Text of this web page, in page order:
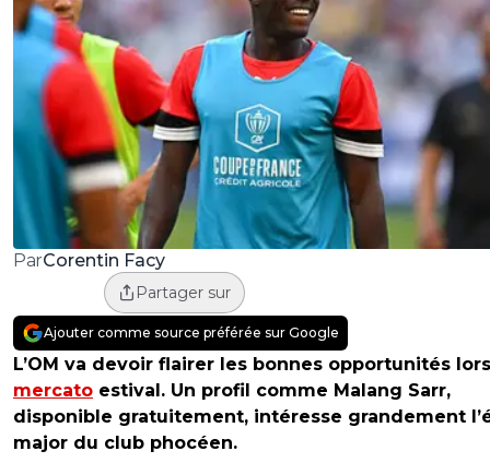
ParCorentin Facy
Partager sur
Ajouter comme source préférée sur Google
L’OM va devoir flairer les bonnes opportunités
mercato estival. Un profil comme Malang Sarr,
disponible gratuitement, intéresse grandement
major du club phocéen.